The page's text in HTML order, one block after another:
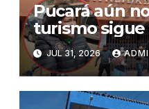
Pucará aún
turismo
alcaldesa
Gobierno
paralizadas
JUL 31, 2026